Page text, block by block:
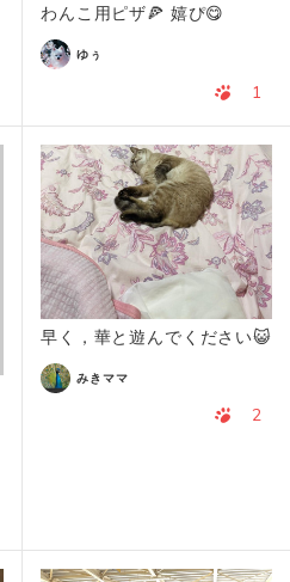
わんこ用ピザ🍕 嬉ぴ😋
ゆぅ
1
早く，華と遊んでください😺
みきママ
2